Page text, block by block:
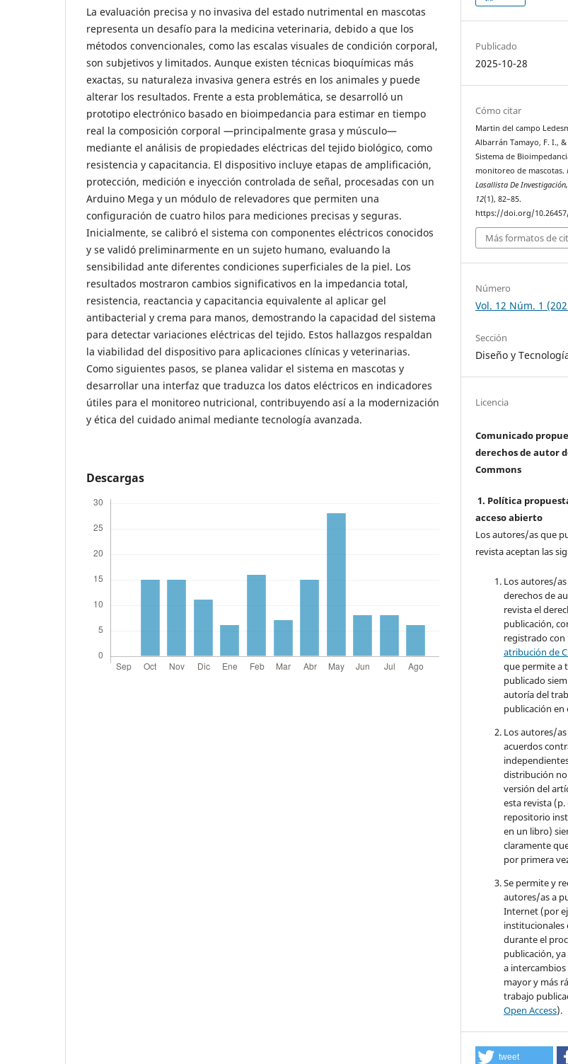
La evaluación precisa y no invasiva del estado nutrimental en mascotas
representa un desafío para la medicina veterinaria, debido a que los
métodos convencionales, como las escalas visuales de condición corporal,
son subjetivos y limitados. Aunque existen técnicas bioquímicas más
exactas, su naturaleza invasiva genera estrés en los animales y puede
alterar los resultados. Frente a esta problemática, se desarrolló un
prototipo electrónico basado en bioimpedancia para estimar en tiempo
real la composición corporal —principalmente grasa y músculo—
mediante el análisis de propiedades eléctricas del tejido biológico, como
resistencia y capacitancia. El dispositivo incluye etapas de amplificación,
protección, medición e inyección controlada de señal, procesadas con un
Arduino Mega y un módulo de relevadores que permiten una
configuración de cuatro hilos para mediciones precisas y seguras.
Inicialmente, se calibró el sistema con componentes eléctricos conocidos
y se validó preliminarmente en un sujeto humano, evaluando la
sensibilidad ante diferentes condiciones superficiales de la piel. Los
resultados mostraron cambios significativos en la impedancia total,
resistencia, reactancia y capacitancia equivalente al aplicar gel
antibacterial y crema para manos, demostrando la capacidad del sistema
para detectar variaciones eléctricas del tejido. Estos hallazgos respaldan
la viabilidad del dispositivo para aplicaciones clínicas y veterinarias.
Como siguientes pasos, se planea validar el sistema en mascotas y
desarrollar una interfaz que traduzca los datos eléctricos en indicadores
útiles para el monitoreo nutricional, contribuyendo así a la modernización
y ética del cuidado animal mediante tecnología avanzada.
Descargas
Publicado
2025-10-28
Cómo citar
Martin del campo
Albarrán Tamayo, F. I.,
Sistema de
monitoreo de mascotas.
Lasallista De
12(1), 82–85.
https://doi.org/
Más formatos de
Número
Vol. 12 Núm. 1
Sección
Diseño y
Licencia
Comunicado
derechos de autor
Commons
1. Política
acceso abierto
Los autores/as que
revista aceptan las
Los autores/
derechos de
revista el
publicación,
registrado con
atribución de
que permite a
publicado
autoría del
publicación en
Los autores/
acuerdos
distribución
versión del
esta revista (p.
repositorio
en un libro)
claramente
por primera
Se permite y
autores/as a
Internet (por
institucionales
durante el
publicación,
a
mayor y más
trabajo
Open Access).
tweet